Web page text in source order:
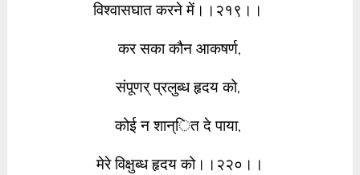
विश्वासघात करने में।।२१९।।
कर सका कौन आकषर्ण,
संपूणर् प्रलुब्ध हृदय को,
कोई न शान्ित दे पाया,
मेरे विक्षुब्ध हृदय को।।२२०।।